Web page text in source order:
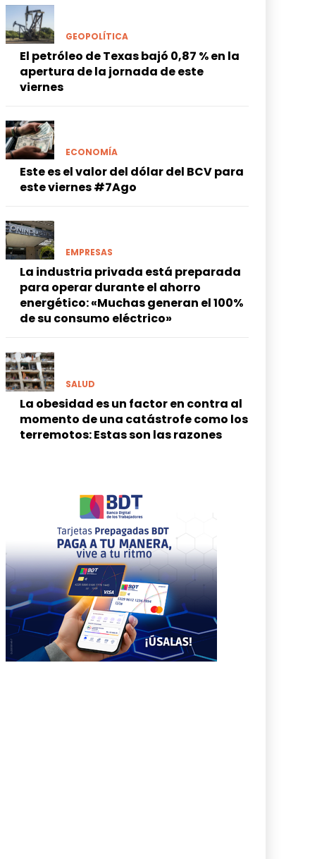
GEOPOLÍTICA
El petróleo de Texas bajó 0,87 % en la
apertura de la jornada de este
viernes
ECONOMÍA
Este es el valor del dólar del BCV para
este viernes #7Ago
EMPRESAS
La industria privada está preparada
para operar durante el ahorro
energético: «Muchas generan el 100%
de su consumo eléctrico»
SALUD
La obesidad es un factor en contra al
momento de una catástrofe como los
terremotos: Estas son las razones